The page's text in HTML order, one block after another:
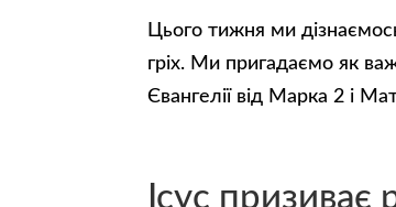
Цього тижня ми
гріх. Ми пригадаємо як
Євангелії від Марка 2 і
Ісус